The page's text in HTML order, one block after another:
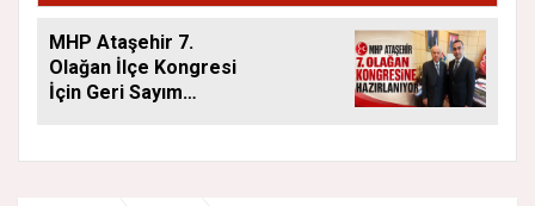
MHP Ataşehir 7.
Olağan İlçe Kongresi
İçin Geri Sayım